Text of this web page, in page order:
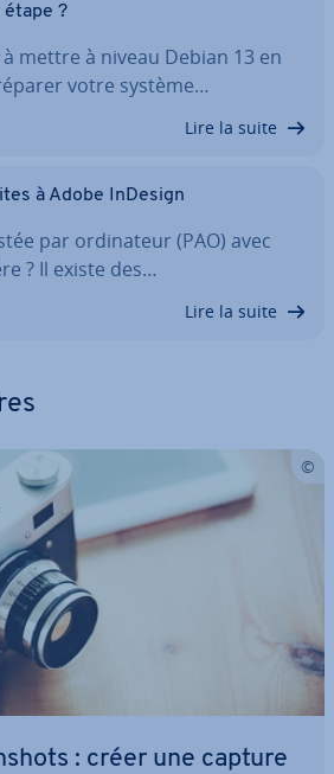
étape ?
mettre à niveau Debian 13 en
votre système…
Lire la suite
à Adobe InDesign
par or­di­na­teur (PAO) avec
? Il existe des…
Lire la suite
: créer une capture